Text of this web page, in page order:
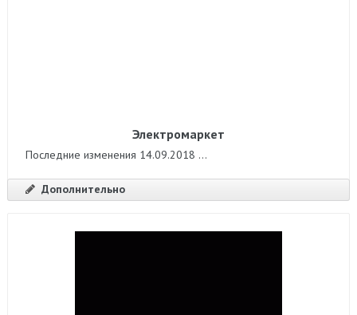
Электромаркет
Последние изменения 14.09.2018 ...
Дополнительно